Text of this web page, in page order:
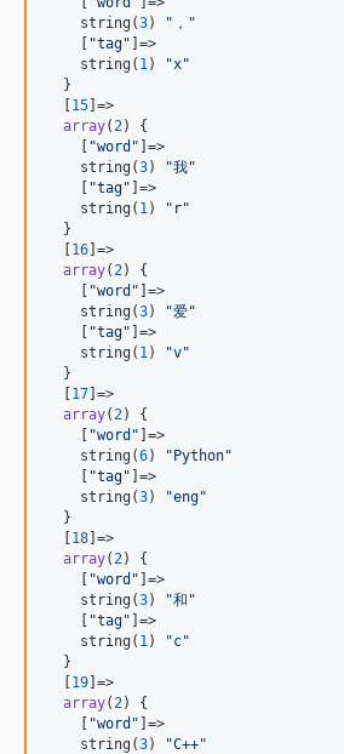
    string(
3) " ， "
    [
"tag" ]=>
    string(
1 ) "x"
  }
  [
15]=>
array( 2) {
    [
"word " ]=>
    string(
3) "我"
    [
"tag" ]=>
    string(
1 ) " r"
  }
  [
16]=>
array( 2) {
    [
"word " ]=>
    string(
3) "爱"
    [
"tag" ]=>
    string(
1 ) "v"
  }
  [
17]=>
array( 2) {
    [
"word " ]=>
    string(
6) "Python"
    [
"tag" ]=>
    string(
3) "eng"
  }
  [
18]=>
array( 2) {
    [
"word " ]=>
    string(
3) "和 "
    [
"tag" ]=>
    string(
1 ) "c"
  }
  [
19]=>
array( 2) {
    [
"word " ]=>
    string(
3) "C++"